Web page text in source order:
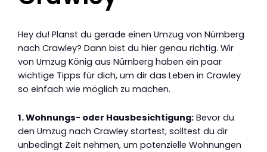
Hey du! Planst du gerade einen Umzug von Nürnberg
nach Crawley? Dann bist du hier genau richtig. Wir
von Umzug König aus Nürnberg haben ein paar
wichtige Tipps für dich, um dir das Leben in Crawley
so einfach wie möglich zu machen.
1. Wohnungs- oder Hausbesichtigung: Bevor du
den Umzug nach Crawley startest, solltest du dir
unbedingt Zeit nehmen, um potenzielle Wohnungen